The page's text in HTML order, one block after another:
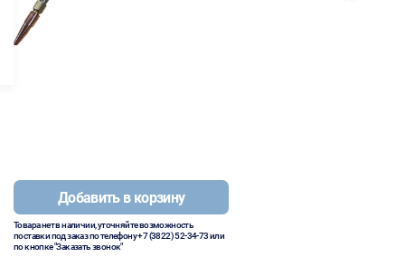
Добавить в корзину
Товара нет в наличии, уточняйте возможность
поставки под заказ по телефону+7 (3822) 52-34-73или
по кнопке "Заказать звонок"